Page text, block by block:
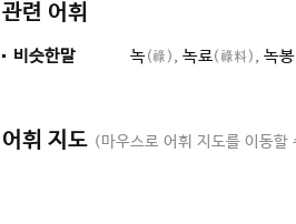
관련 어휘
비슷한말 녹(祿) , 녹료(祿料) , 녹봉
어휘 지도 (마우스로 어휘 지도를 이동할